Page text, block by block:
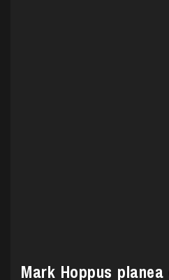
Mark Hoppus